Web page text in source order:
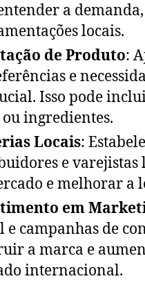
a
locais.
de Produto:
e
Isso pode
ingredientes.
Locais:
e
e melhorar a
em
e campanhas de
a marca e
internacional.